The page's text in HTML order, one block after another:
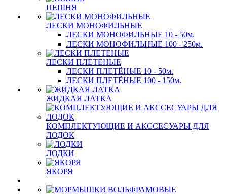
ПЕШНЯ
ЛЕСКИ МОНОФИЛЬНЫЕ
ЛЕСКИ МОНОФИЛЬНЫЕ 10 - 50м.
ЛЕСКИ МОНОФИЛЬНЫЕ 100 - 250м.
ЛЕСКИ ПЛЕТЕНЫЕ
ЛЕСКИ ПЛЕТЁНЫЕ 10 - 50м.
ЛЕСКИ ПЛЕТЁНЫЕ 100 - 150м.
ЖИДКАЯ ЛАТКА
КОМПЛЕКТУЮЩИЕ И АКССЕСУАРЫ ДЛЯ
ЛОДОК
ЛОДКИ
ЯКОРЯ